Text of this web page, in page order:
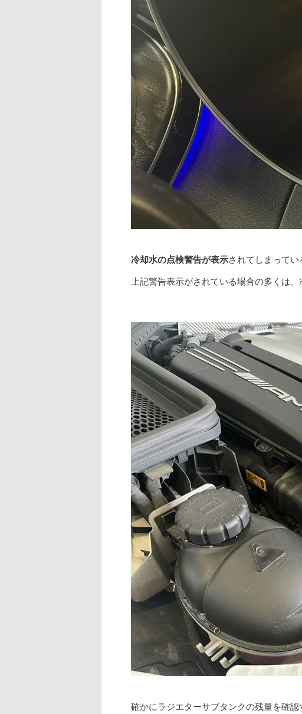
冷却水の点検警告が表示されてしまってい
上記警告表示がされている場合の多くは
確かにラジエターサブタンクの残量を確